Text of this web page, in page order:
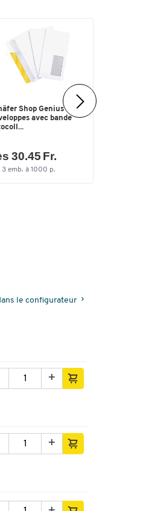
Shop Genius
avec bande
30.45 Fr.
3 emb. à 1000 p.
le configurateur
+
+